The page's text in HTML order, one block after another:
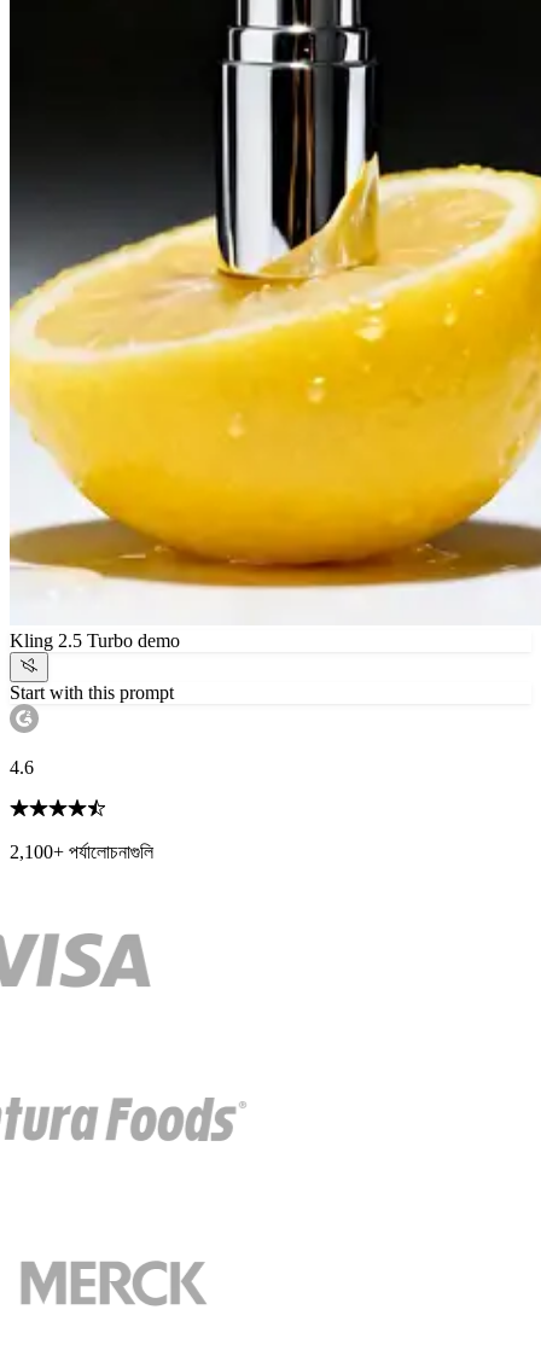
Kling 2.5 Turbo demo
Start with this prompt
4.6
2,100+ পর্যালোচনাগুলি